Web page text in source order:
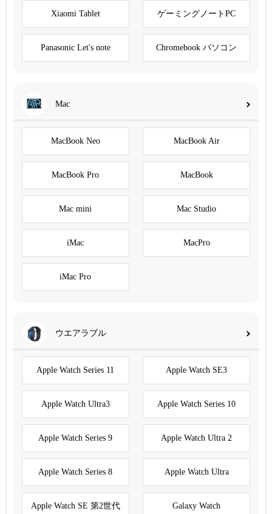
Xiaomi Tablet ゲーミングノートPC
Panasonic Let's note Chromebook パソコン
Mac
MacBook Neo MacBook Air
MacBook Pro MacBook
Mac mini Mac Studio
iMac MacPro
iMac Pro
ウエアラブル
Apple Watch Series 11 Apple Watch SE3
Apple Watch Ultra3 Apple Watch Series 10
Apple Watch Series 9 Apple Watch Ultra 2
Apple Watch Series 8 Apple Watch Ultra
Apple Watch SE 第2世代 Galaxy Watch